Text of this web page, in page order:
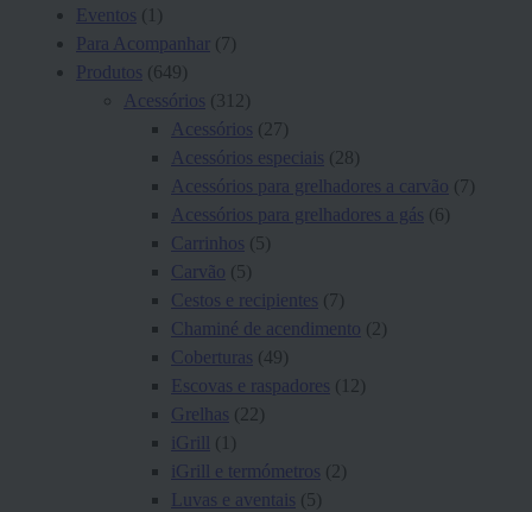
Eventos (1)
Para Acompanhar
(7)
Produtos (649)
Acessórios (312)
Acessórios (27)
Acessórios especiais (28)
Acessórios para grelhadores a carvão (7)
Acessórios para grelhadores a gás (6)
Carrinhos (5)
Carvão (5)
Cestos e recipientes (7)
Chaminé de acendimento (2)
Coberturas (49)
Escovas e raspadores (12)
Grelhas (22)
iGrill
(1)
iGrill e termómetros (2)
Luvas e aventais (5)